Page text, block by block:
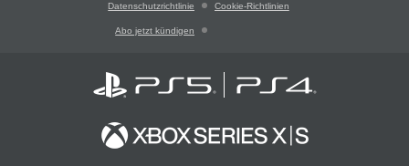
Datenschutzrichtlinie Cookie-Richtlinien
Abo jetzt kündigen